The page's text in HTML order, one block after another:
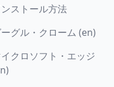
ストール方法
グル・クローム (en)
クロソフト・エッジ